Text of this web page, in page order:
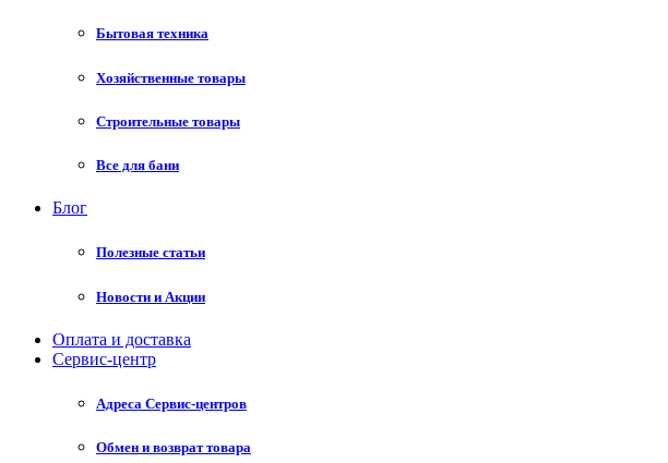
Бытовая техника
Хозяйственные товары
Строительные товары
Все для бани
Блог
Полезные статьи
Новости и Акции
Оплата и доставка
Сервис-центр
Адреса Сервис-центров
Обмен и возврат товара